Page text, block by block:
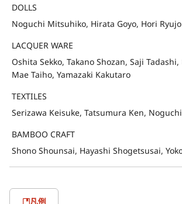
DOLLS
Noguchi Mitsuhiko, Hirata Goyo, Hori Ryujo
LACQUER WARE
Oshita Sekko, Takano Shozan, Saji
Mae Taiho, Yamazaki Kakutaro
TEXTILES
Serizawa Keisuke, Tatsumura Ken,
BAMBOO CRAFT
Shono Shounsai, Hayashi Shogetsusai,
凡例